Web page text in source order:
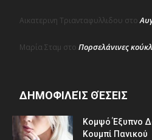
Αικατερινη Τριανταφυλλιδου στο
Μαρία Σταμ στο Πορσελάνινες
ΔΗΜΟΦΙΛΕΊΣ ΘΈΣΕΙΣ
Κομψό Έξυπνο
Κουμπί Πανικού